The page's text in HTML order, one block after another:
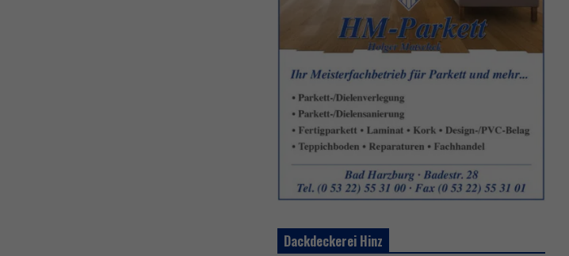
Dackdeckerei Hinz